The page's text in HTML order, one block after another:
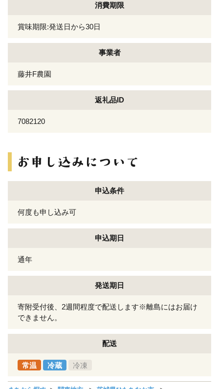
消費期限
賞味期限:発送日から30日
事業者
藤井F農園
返礼品ID
7082120
申込条件
何度も申し込み可
申込期日
通年
発送期日
寄附受付後、2週間程度で配送します※離島にはお届け
できません。
配送
常温 冷蔵 冷凍